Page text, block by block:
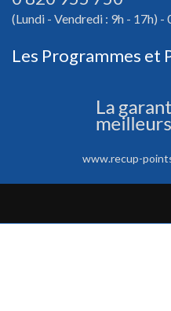
(Lundi - Vendredi : 9h - 17h)
Les Programmes et
www.recup-